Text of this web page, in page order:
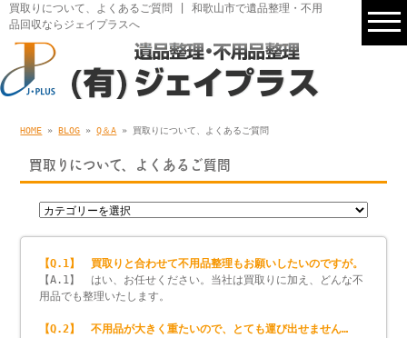
買取りについて、よくあるご質問 | 和歌山市で遺品整理・不用
品回収ならジェイプラスへ
HOME »BLOG »Q＆A » 買取りについて、よくあるご質問
買取りについて、よくあるご質問
【Q.1】 買取りと合わせて不用品整理もお願いしたいのですが。
【A.1】 はい、お任せください。当社は買取りに加え、どんな不
用品でも整理いたします。
【Q.2】 不用品が大きく重たいので、とても運び出せません…